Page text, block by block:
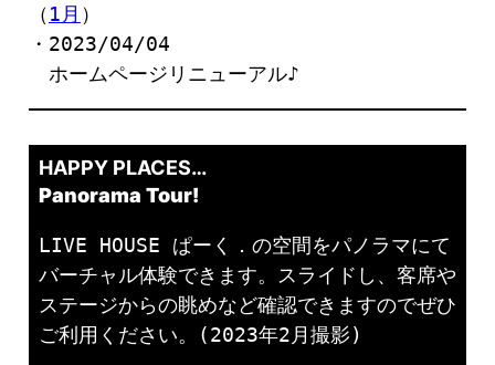
（ 1月 ）
・2023/04/04
ホームページリニューアル♪
HAPPY PLACES…
Panorama Tour!
LIVE HOUSE ぱーく．の空間をパノラマにて
バーチャル体験できます。スライドし、客席や
ステージからの眺めなど確認できますのでぜひ
ご利用ください。(2023年2月撮影)